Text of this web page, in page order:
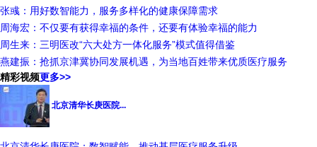
张彧：用好数智能力，服务多样化的健康保障需求
周海宏：不仅要有获得幸福的条件，还要有体验幸福的能力
周生来：三明医改“六大处方一体化服务”模式值得借鉴
燕建振：抢抓京津冀协同发展机遇，为当地百姓带来优质医疗服务
精彩视频更多>>
北京清华长庚医院...